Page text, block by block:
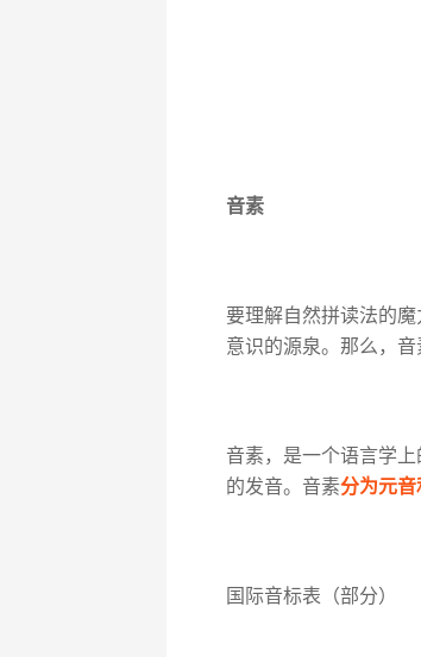
音素
要理解自然拼读法的
意识的源泉。那么，音
音素，是一个语言学
的发音。音素分为元音
国际音标表（部分）